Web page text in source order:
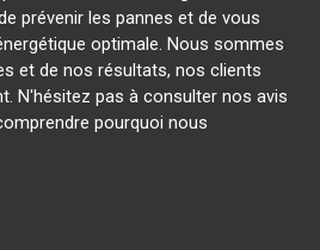
prévenir les pannes et de vous
optimale. Nous sommes
et de nos résultats, nos clients
N'hésitez pas à consulter nos avis
pourquoi nous